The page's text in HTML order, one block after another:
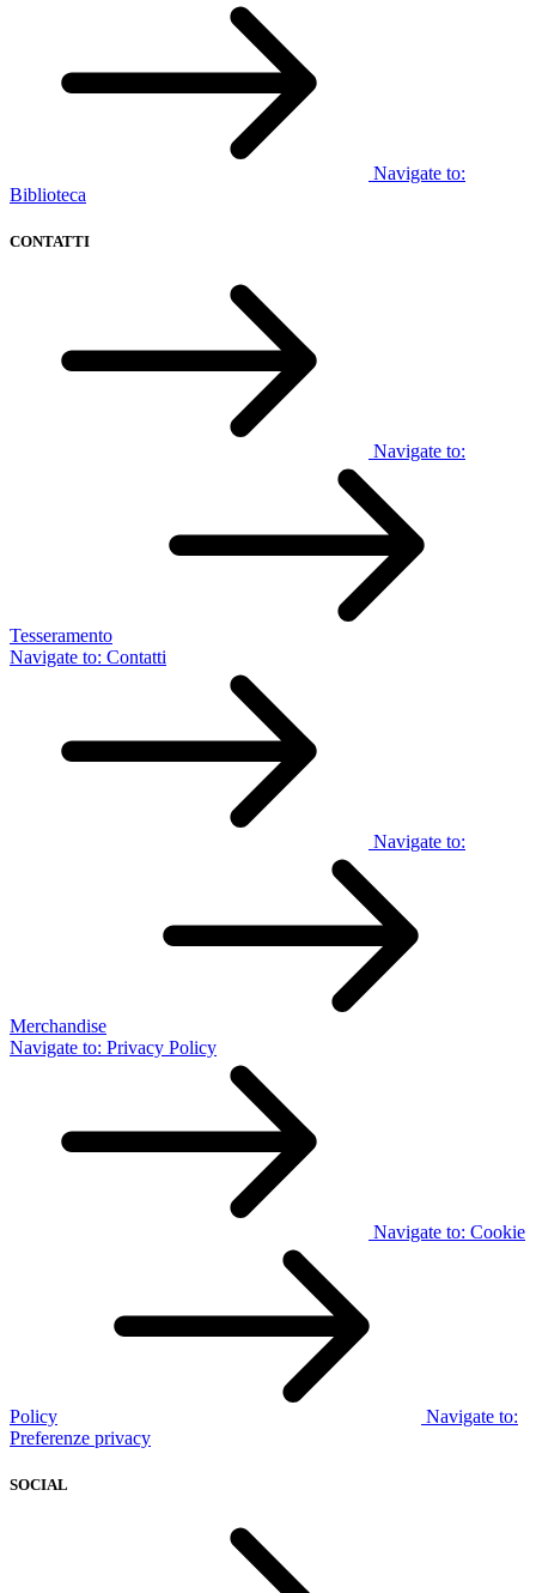
Navigate to:
Biblioteca
CONTATTI
Navigate to:
Tesseramento
Navigate to: Contatti
Navigate to:
Merchandise
Navigate to: Privacy Policy
Navigate to: Cookie
Policy
Navigate to:
Preferenze privacy
SOCIAL